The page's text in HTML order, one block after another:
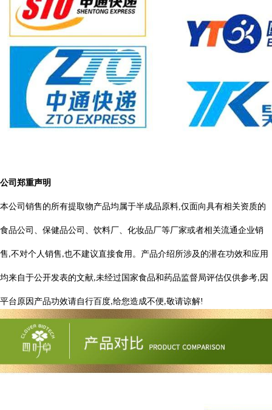
公司郑重声明
本公司销售的所有提取物产品均属于半成品原料 仅面向具有相关资质的
食品公司、保健品公司、饮料厂、化妆品厂等厂家或者相关流通企业销
售,不对个人销售,也不建议直接食用。产品介绍所涉及的潜在功效和应用
均来自于公开发表的文献,未经过国家食品和药品监督局评估仅供参考,因
平台原因产品功效请自行百度,给您造成不便,敬请谅解!